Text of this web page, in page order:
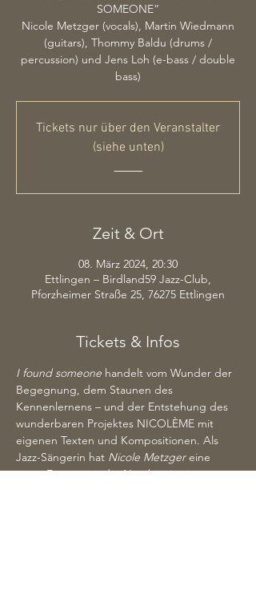
SOMEONE“
Nicole Metzger (vocals), Martin Wiedmann
(guitars), Thommy Baldu (drums /
percussion) und Jens Loh (e-bass / double
bass)
Tickets nur über den Veranstalter
(siehe unten)
_____
Zeit & Ort
08. März 2024, 20:30
Ettlingen – Birdland59 Jazz-Club,
Pforzheimer Straße 25, 76275 Ettlingen
Tickets & Infos
I found someone handelt vom Wunder der
Begegnung, dem Staunen des
Kennenlernens – und der Entstehung des
wunderbaren Projektes NICOLÈME mit
eigenen Texten und Kompositionen. Als
Jazz-Sängerin hat Nicole Metzger eine
treue Fangemeinde. Nun betritt sie